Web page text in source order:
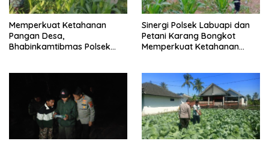
Memperkuat Ketahanan
Pangan Desa,
Bhabinkamtibmas Polsek
Sinergi Polsek Labuapi dan
Petani Karang Bongkot
Memperkuat Ketahanan